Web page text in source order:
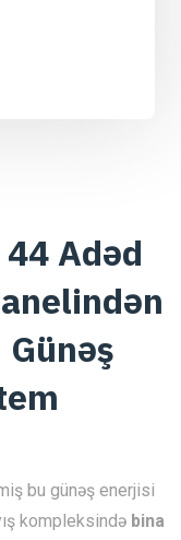
Adəd
bu günəş enerjisi
kompleksində bina